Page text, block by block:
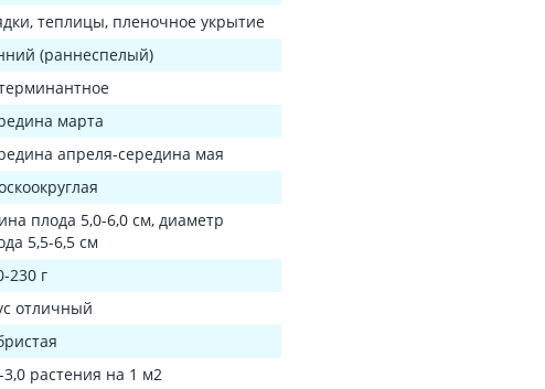
теплицы, пленочное укрытие
(раннеспелый)
марта
апреля-середина мая
плода 5,0-6,0 см, диаметр
5,5-6,5 см
230 г
отличный
3,0 растения на 1 м2